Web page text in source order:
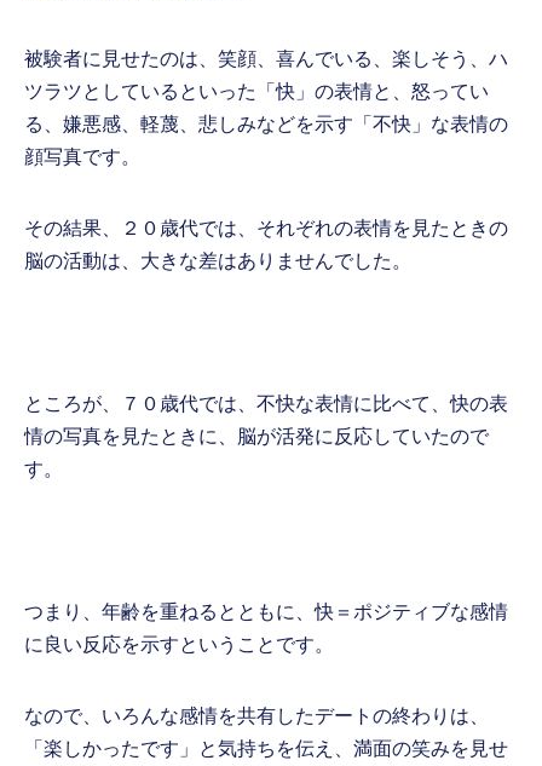
被験者に見せたのは、笑顔、喜んでいる、楽しそう、ハ
ツラツとしているといった「快」の表情と、怒ってい
る、嫌悪感、軽蔑、悲しみなどを示す「不快」な表情の
顔写真です。
その結果、２０歳代では、それぞれの表情を見たときの
脳の活動は、大きな差はありませんでした。
ところが、７０歳代では、不快な表情に比べて、快の表
情の写真を見たときに、脳が活発に反応していたので
す。
つまり、年齢を重ねるとともに、快＝ポジティブな感情
に良い反応を示すということです。
なので、いろんな感情を共有したデートの終わりは、
「楽しかったです」と気持ちを伝え、満面の笑みを見せ